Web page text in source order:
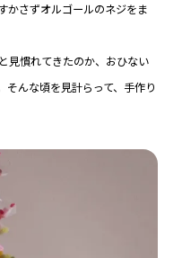
かさずオルゴールのネジをま
見慣れてきたのか、おひない
そんな頃を見計らって、手作り